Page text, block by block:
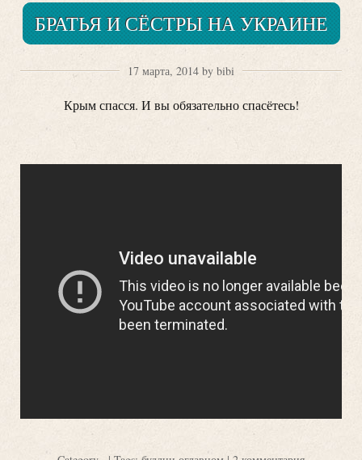
БРАТЬЯ И СЁСТРЫ НА УКРАИНЕ
17 марта, 2014 by bibi
Крым спасся. И вы обязательно спасётесь!